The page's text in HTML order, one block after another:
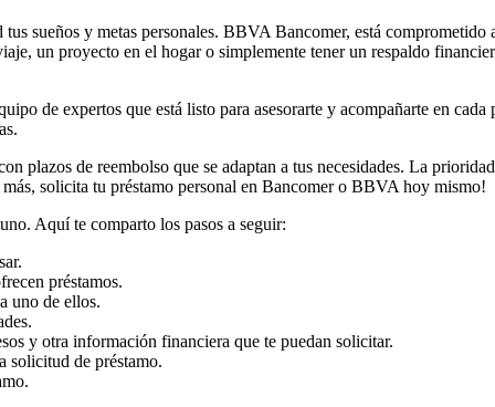
sueños y metas personales. BBVA Bancomer, está
un proyecto en el hogar o simplemente tener un respaldo
de expertos que está listo para asesorarte y acompañarte en
plazos de reembolso que se adaptan a tus necesidades. La
solicita tu préstamo personal en Bancomer o BBVA hoy mismo!
Aquí te comparto los pasos a seguir:
préstamos.
uno de ellos.
y otra información financiera que te puedan solicitar.
solicitud de préstamo.